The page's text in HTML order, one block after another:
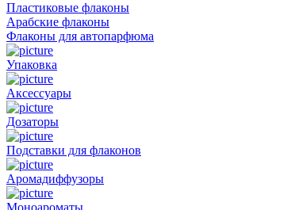
Пластиковые флаконы
Арабские флаконы
Флаконы для автопарфюма
Упаковка
Аксессуары
Дозаторы
Подставки для флаконов
Аромадиффузоры
Моноароматы